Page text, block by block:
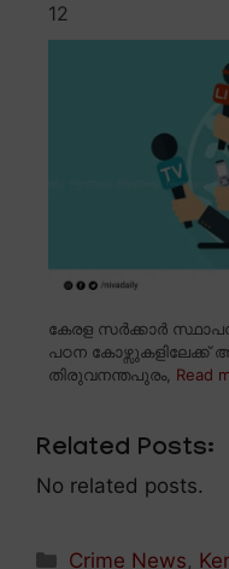
12
കേരള സർക്കാർ
പഠന കോഴ്സുകളിലേക്ക്
തിരുവനന്തപുരം, Read
Related Posts:
No related posts.
Categories
Crime News,